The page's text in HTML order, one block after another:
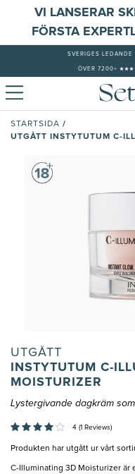
VI LANSERAR
FÖRSTA
SVERIGES LEDANDE
ÖVER 7200+
STARTSIDA /
UTGÅTT INSTYTUTUM C-
UTGÅTT
INSTYTUTUM C-
MOISTURIZER
Lystergivande dagkräm
4 (1 Reviews)
Produkten har utgått ur vårt
C-Illuminating 3D Moisturizer är